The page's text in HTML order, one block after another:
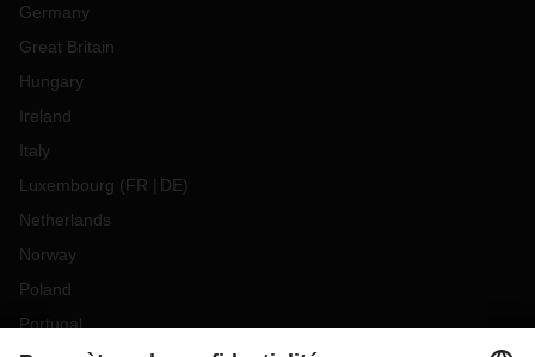
Germany
Great Britain
Hungary
Ireland
Italy
Luxembourg (FR DE)
Netherlands
Norway
Poland
Portugal